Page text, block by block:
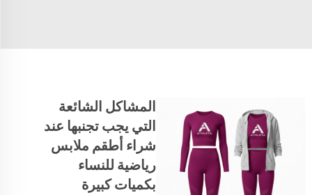
المشاكل الشائعة
التي يجب تجنبها عند
شراء أطقم ملابس
رياضية للنساء
بكميات كبيرة